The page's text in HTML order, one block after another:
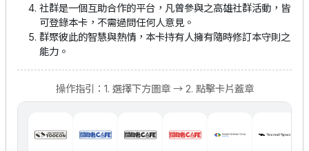
社群是一個互助合作的平台，凡曾參與之高雄社群活動，皆
可登錄本卡，不需過問任何人意見。
群聚彼此的智慧與熱情，本卡持有人擁有隨時修訂本守則之
能力。
操作指引：1. 選擇下方圖章 → 2. 點擊卡片蓋章